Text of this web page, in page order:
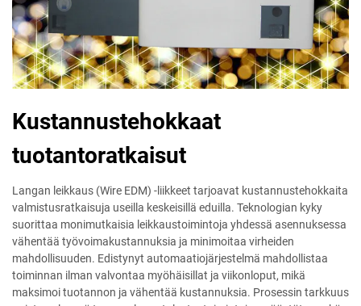
Kustannustehokkaat
tuotantoratkaisut
Langan leikkaus (Wire EDM) -liikkeet tarjoavat kustannustehokkaita
valmistusratkaisuja useilla keskeisillä eduilla. Teknologian kyky
suorittaa monimutkaisia leikkaustoimintoja yhdessä asennuksessa
vähentää työvoimakustannuksia ja minimoitaa virheiden
mahdollisuuden. Edistynyt automaatiojärjestelmä mahdollistaa
toiminnan ilman valvontaa myöhäisillat ja viikonloput, mikä
maksimoi tuotannon ja vähentää kustannuksia. Prosessin tarkkuus